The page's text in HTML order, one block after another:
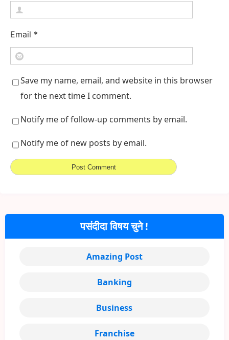
Email *
Save my name, email, and website in this browser
for the next time I comment.
Notify me of follow-up comments by email.
Notify me of new posts by email.
पसंदीदा विषय चुने !
Amazing Post
Banking
Business
Franchise